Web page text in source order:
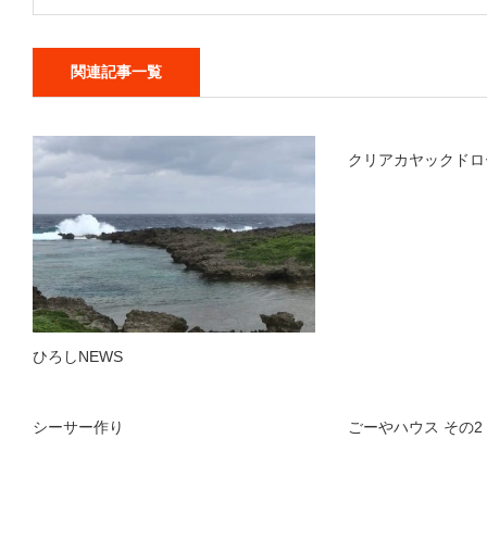
関連記事一覧
ひろしNEWS
クリアカヤックド
シーサー作り ごーやハウス その2